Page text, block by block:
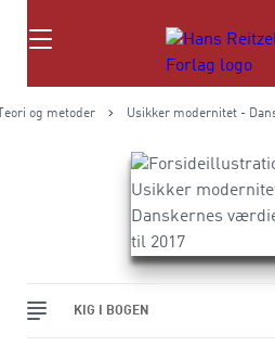
Søg
og metoder Usikker modernitet -
KIG I BOGEN